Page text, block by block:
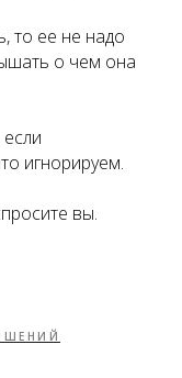
то ее не надо
о чем она
игнорируем.
вы.